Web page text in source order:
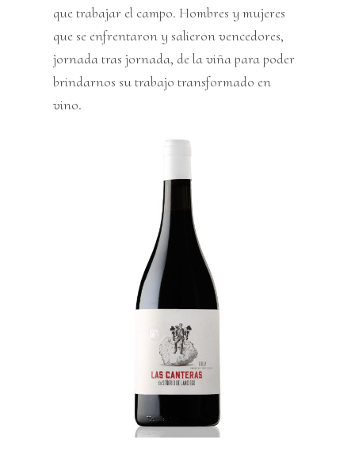
que trabajar el campo. Hombres y mujeres
que se enfrentaron y salieron vencedores,
jornada tras jornada, de la viña para poder
brindarnos su trabajo transformado en
vino.